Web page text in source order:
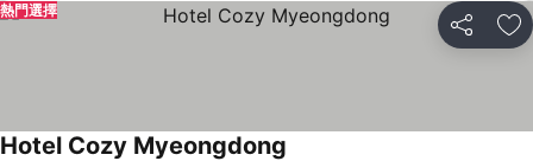
分享 放
熱門選擇
Hotel Cozy Myeongdong